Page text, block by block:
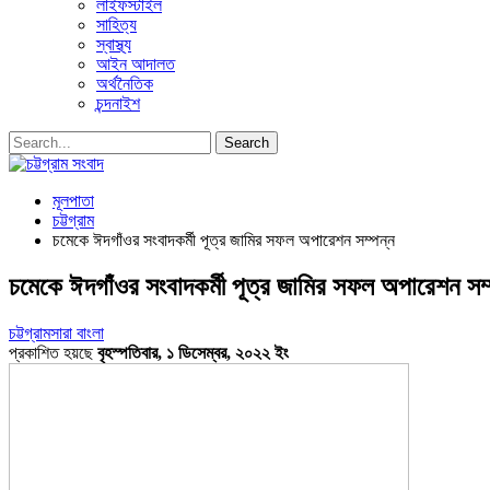
লাইফস্টাইল
সাহিত্য
স্বাস্থ্য
আইন আদালত
অর্থনৈতিক
চন্দনাইশ
মূলপাতা
চট্টগ্রাম
চমেকে ঈদগাঁওর সংবাদকর্মী পূত্র জামির সফল অপারেশন সম্পন্ন
চমেকে ঈদগাঁওর সংবাদকর্মী পূত্র জামির সফল অপারেশন
চট্টগ্রামসারা বাংলা
প্রকাশিত হয়ছেবৃহস্পতিবার, ১ ডিসেম্বর, ২০২২ ইং